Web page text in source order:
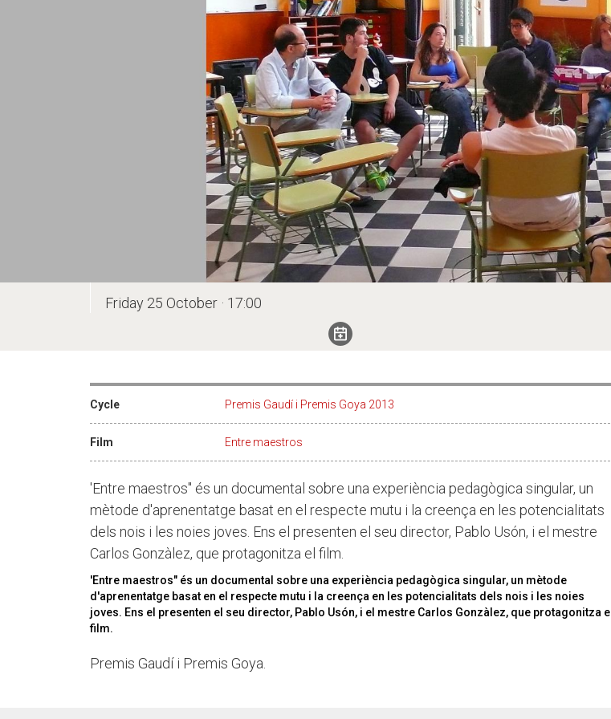
Friday 25 October · 17:00
Cycle Premis Gaudí i Premis Goya 2013
Film Entre maestros
'Entre maestros" és un documental sobre una experiència pedagògica singular, un
mètode d'aprenentatge basat en el respecte mutu i la creença en les potencialitats
dels nois i les noies joves. Ens el presenten el seu director, Pablo Usón, i el mestre
Carlos Gonzàlez, que protagonitza el film.
'Entre maestros" és un documental sobre una experiència pedagògica singular, un mètode
d'aprenentatge basat en el respecte mutu i la creença en les potencialitats dels nois i les noies
joves. Ens el presenten el seu director, Pablo Usón, i el mestre Carlos Gonzàlez, que protagonitza el
film.
Premis Gaudí i Premis Goya.